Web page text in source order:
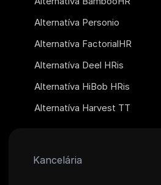
Alternatíva Personio
Alternatíva FactorialHR
Alternatíva Deel HRis
Alternatíva HiBob HRis
Alternatíva Harvest TT
Kancelária